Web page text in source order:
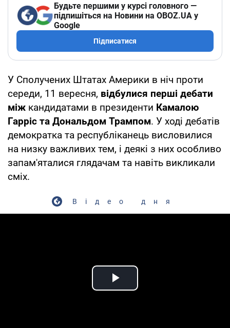
Будьте першими у курсі головного —
підпишіться на Новини на OBOZ.UA у
Google
Підписатися
У Сполучених Штатах Америки в ніч проти
середи, 11 вересня, відбулися перші дебати
між кандидатами в президенти Камалою
Гарріс та Дональдом Трампом. У ході дебатів
демократка та республіканець висловилися
на низку важливих тем, і деякі з них особливо
запам'яталися глядачам та навіть викликали
сміх.
Відео дня
Play Video